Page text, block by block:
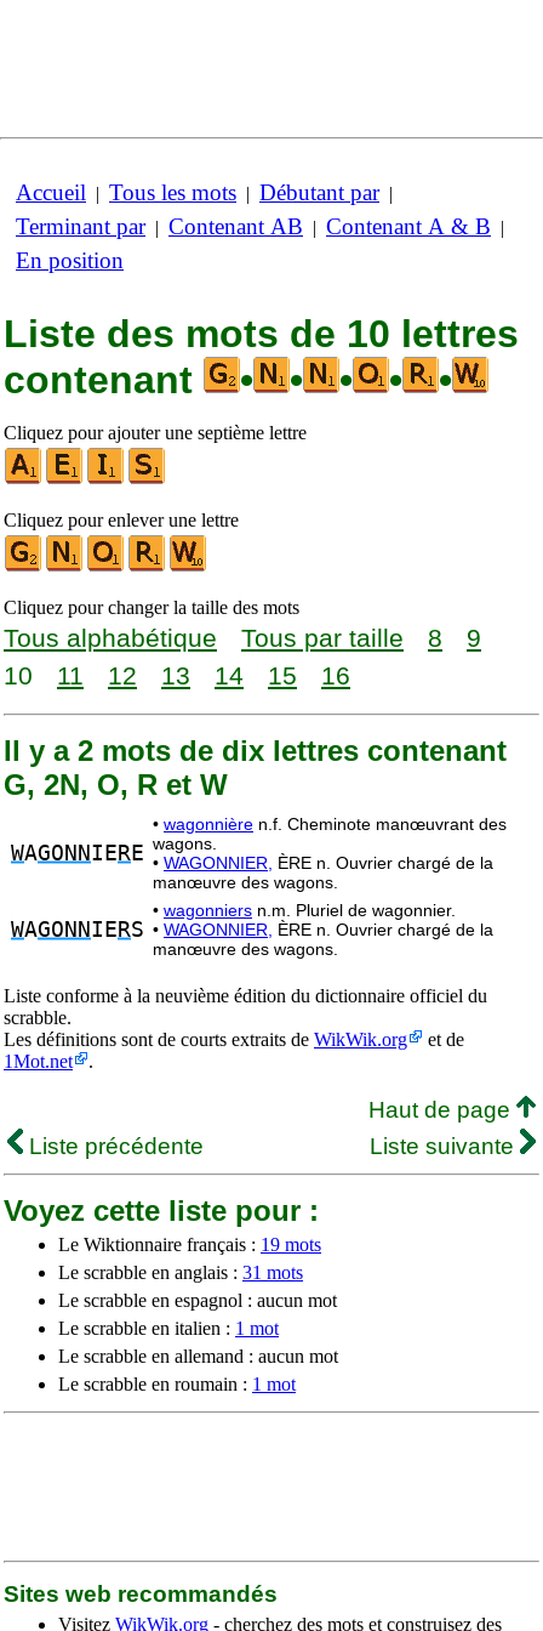
Accueil | Tous les mots | Débutant par|
Terminant par| Contenant AB | Contenant A & B |
En position
Liste des mots de 10 lettres
contenant
• • • • •
Cliquez pour ajouter une septième lettre
Cliquez pour enlever une lettre
Cliquez pour changer la taille des mots
Tous alphabétique Tous par taille 8
9
10
11 12 13 14 15 16
Il y a 2 mots de dix lettres contenant
G, 2N, O, R et W
WAGONN IE RE
• wagonnière n.f. Cheminote manœuvrant des
wagons.
• WAGONNIER,
ÈRE n. Ouvrier chargé de la
manœuvre des wagons.
WAGONN IE RS
• wagonniers n.m. Pluriel de wagonnier.
• WAGONNIER,
ÈRE n. Ouvrier chargé de la
manœuvre des wagons.
Liste conforme à la neuvième édition du dictionnaire officiel du
scrabble.
Les définitions sont de courts extraits de WikWik.org
et de
1Mot.net
.
Haut de page
Liste précédente
Liste suivante
Voyez cette liste pour :
Le Wiktionnaire français : 19 mots
Le scrabble en anglais : 31 mots
Le scrabble en espagnol : aucun mot
Le scrabble en italien : 1 mot
Le scrabble en allemand : aucun mot
Le scrabble en roumain : 1 mot
Sites web recommandés
Visitez WikWik.org - cherchez des mots et construisez des